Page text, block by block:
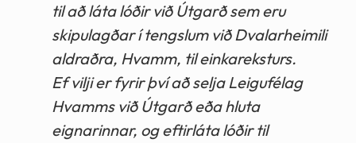
til að láta lóðir við Útgarð sem eru
skipulagðar í tengslum við Dvalarheimili
aldraðra, Hvamm, til einkareksturs.
Ef vilji er fyrir því að selja Leigufélag
Hvamms við Útgarð eða hluta
eignarinnar, og eftirláta lóðir til